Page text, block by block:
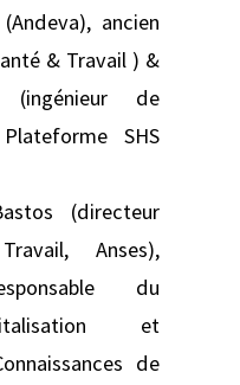
ancien
& Travail ) &
(ingénieur de
SHS
(directeur
Anses),
du
et
de